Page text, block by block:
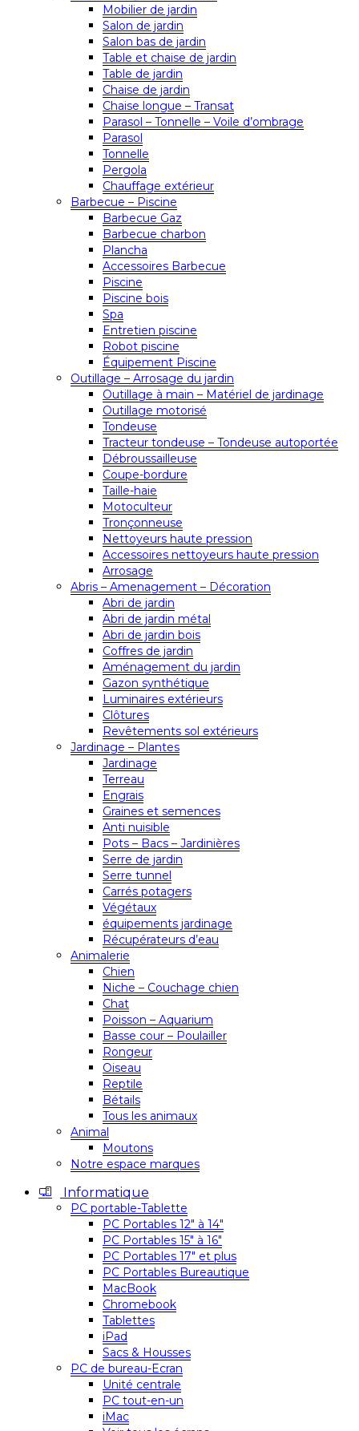
Mobilier de jardin
Salon de jardin
Salon bas de jardin
Table et chaise de jardin
Table de jardin
Chaise de jardin
Chaise longue – Transat
Parasol – Tonnelle – Voile d’ombrage
Parasol
Tonnelle
Pergola
Chauffage extérieur
Barbecue – Piscine
Barbecue Gaz
Barbecue charbon
Plancha
Accessoires Barbecue
Piscine
Piscine bois
Spa
Entretien piscine
Robot piscine
Équipement Piscine
Outillage – Arrosage du jardin
Outillage à main – Matériel de jardinage
Outillage motorisé
Tondeuse
Tracteur tondeuse – Tondeuse autoportée
Débroussailleuse
Coupe-bordure
Taille-haie
Motoculteur
Tronçonneuse
Nettoyeurs haute pression
Accessoires nettoyeurs haute pression
Arrosage
Abris – Amenagement – Décoration
Abri de jardin
Abri de jardin métal
Abri de jardin bois
Coffres de jardin
Aménagement du jardin
Gazon synthétique
Luminaires extérieurs
Clôtures
Revêtements sol extérieurs
Jardinage – Plantes
Jardinage
Terreau
Engrais
Graines et semences
Anti nuisible
Pots – Bacs – Jardinières
Serre de jardin
Serre tunnel
Carrés potagers
Végétaux
équipements jardinage
Récupérateurs d’eau
Animalerie
Chien
Niche – Couchage chien
Chat
Poisson – Aquarium
Basse cour – Poulailler
Rongeur
Oiseau
Reptile
Bétails
Tous les animaux
Animal
Moutons
Notre espace marques
Informatique
PC portable-Tablette
PC Portables 12″ à 14″
PC Portables 15″ à 16″
PC Portables 17″ et plus
PC Portables Bureautique
MacBook
Chromebook
Tablettes
iPad
Sacs & Housses
PC de bureau-Ecran
Unité centrale
PC tout-en-un
iMac